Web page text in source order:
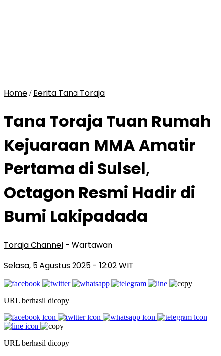
Home / Berita Tana Toraja
Tana Toraja Tuan Rumah
Kejuaraan MMA Amatir
Pertama di Sulsel,
Octagon Resmi Hadir di
Bumi Lakipadada
Toraja Channel - Wartawan
Selasa, 5 Agustus 2025 - 12:02 WIT
URL berhasil dicopy
URL berhasil dicopy